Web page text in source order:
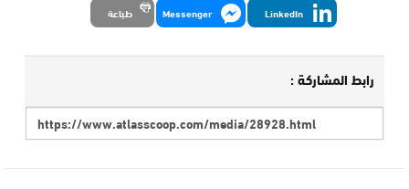
LinkedIn
Messenger طباعة
رابط المشاركة :